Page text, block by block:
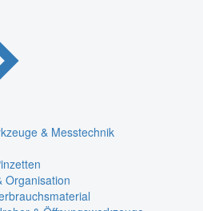
& Messtechnik
Organisation